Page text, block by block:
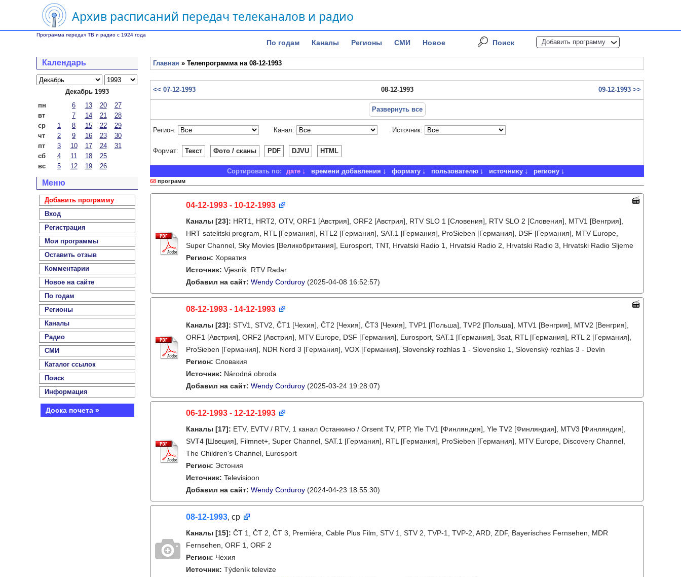
Архив расписаний передач телеканалов и радио
Программа передач ТВ и радио с 1924 года
По годам Каналы Регионы СМИ Новое Поиск Добавить программу
Календарь
Декабрь 1993
пн
6 13 20
27
вт
7 14 21
28
ср
1 8 15 22
29
чт
2 9 16 23
30
пт
3 10 17 24
31
сб
4 11 18
25
вс
5 12 19 26
Меню
Добавить программу
Вход
Регистрация
Мои программы
Оставить отзыв
Комментарии
Новое на сайте
По годам
Регионы
Каналы
Радио
СМИ
Каталог ссылок
Поиск
Информация
Доска почета »
Главная » Телепрограмма на 08-12-1993
<< 07-12-1993 08-12-1993 09-12-1993 >>
Развернуть все
Регион: Канал: Источник:
Формат: Текст Фото / сканы PDF DJVU HTML
Сортировать по: дате времени добавления формату пользователю источнику региону
68 программ
04-12-1993 - 10-12-1993
Каналы [23]: HRT1, HRT2, OTV, ORF1 [Австрия], ORF2 [Австрия], RTV SLO 1 [Словения], RTV SLO 2 [Словения], MTV1 [Венгрия],
HRT satelitski program, RTL [Германия], RTL2 [Германия], SAT.1 [Германия], ProSieben [Германия], DSF [Германия], MTV Europe,
Super Channel, Sky Movies [Великобритания], Eurosport, TNT, Hrvatski Radio 1, Hrvatski Radio 2, Hrvatski Radio 3, Hrvatski Radio Sljeme
Регион: Хорватия
Источник: Vjesnik. RTV Radar
Добавил на сайт: Wendy Corduroy (2025-04-08 16:52:57)
08-12-1993 - 14-12-1993
Каналы [23]: STV1, STV2, ČT1 [Чехия], ČT2 [Чехия], ČT3 [Чехия], TVP1 [Польша], TVP2 [Польша], MTV1 [Венгрия], MTV2 [Венгрия],
ORF1 [Австрия], ORF2 [Австрия], MTV Europe, DSF [Германия], Eurosport, SAT.1 [Германия], 3sat, RTL [Германия], RTL 2 [Германия],
ProSieben [Германия], NDR Nord 3 [Германия], VOX [Германия], Slovenský rozhlas 1 - Slovensko 1, Slovenský rozhlas 3 - Devín
Регион: Словакия
Источник: Národná obroda
Добавил на сайт: Wendy Corduroy (2025-03-24 19:28:07)
06-12-1993 - 12-12-1993
Каналы [17]: ETV, EVTV / RTV, 1 канал Останкино / Orsent TV, РТР, Yle TV1 [Финляндия], Yle TV2 [Финляндия], MTV3 [Финляндия],
SVT4 [Швеция], Filmnet+, Super Channel, SAT.1 [Германия], RTL [Германия], ProSieben [Германия], MTV Europe, Discovery Channel,
The Children's Channel, Eurosport
Регион: Эстония
Источник: Televisioon
Добавил на сайт: Wendy Corduroy (2024-04-23 18:55:30)
08-12-1993, ср
Каналы [15]: ČT 1, ČT 2, ČT 3, Premiéra, Cable Plus Film, STV 1, STV 2, TVP-1, TVP-2, ARD, ZDF, Bayerisches Fernsehen, MDR
Fernsehen, ORF 1, ORF 2
Регион: Чехия
Источник: Týdeník televize